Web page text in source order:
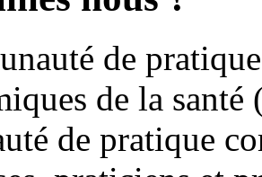
de
de la
de pratique